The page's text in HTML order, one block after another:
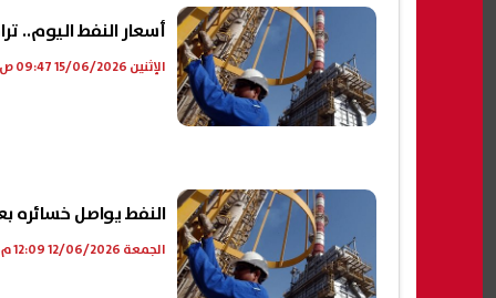
أسعار النفط اليوم..
الإثنين 15/06/2026 09:47 ص
النفط يواصل خسائره
الجمعة 12/06/2026 12:09 م